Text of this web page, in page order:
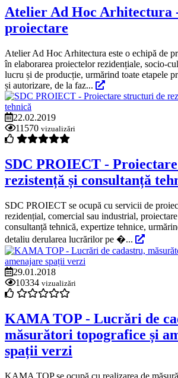
Atelier Ad Hoc Arhitectura
proiectare
Atelier Ad Hoc Arhitectura este o echipă de
în elaborarea proiectelor rezidențiale, socio-
lucru și de producție, urmărind toate etapele
și autorizare, de la faz...
22.02.2019
11570 vizualizări
SDC PROIECT -
rezistență și consultanță
SDC PROIECT se ocupă cu servicii de
rezidențial, comercial sau industrial,
consultanță tehnică, expertize tehnice,
detaliu derularea lucrărilor pe �...
29.01.2018
10334 vizualizări
KAMA TOP - Lucrări de
măsurători topografice și
spații verzi
KAMA TOP se ocupă cu realizarea de